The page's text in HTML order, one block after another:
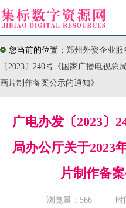
您当前的位置： 郑州外资企业服
〔2023〕240号《国家广播电视总
画片制作备案公示的通知》
广电办发〔2023〕
局办公厅关于2023
片制作备
浏览量： 566 时间